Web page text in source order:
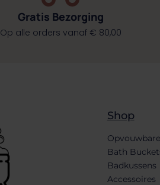
Gratis Bezorging
Op alle orders vanaf € 80,00
Shop
Bath
Badkussens
Accessoires